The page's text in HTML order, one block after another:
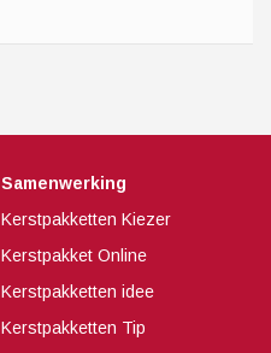
Samenwerking
Kerstpakketten Kiezer
Kerstpakket Online
Kerstpakketten idee
Kerstpakketten Tip